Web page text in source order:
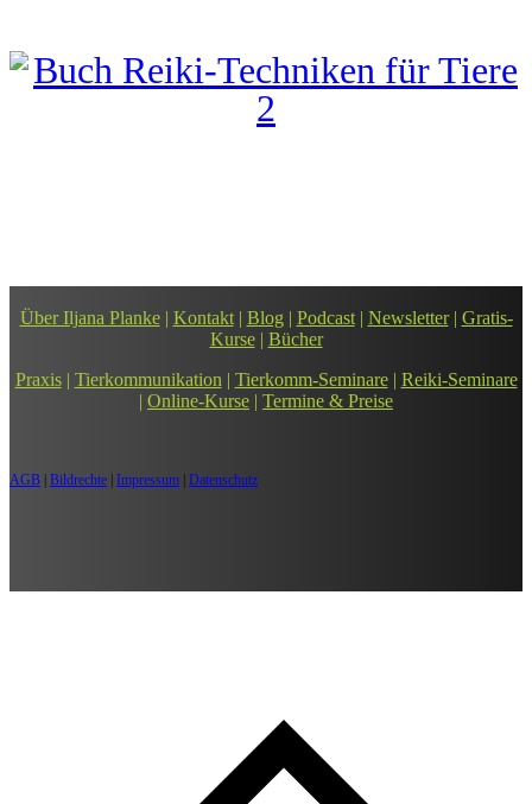
Über Iljana Planke| Kontakt | Blog | Podcast| Newsletter | Gratis-
Kurse | Bücher
Praxis| Tierkommunikation | Tierkomm-Seminare| Reiki-Seminare
| Online-Kurse | Termine & Preise
AGB Bildrechte Impressum Datenschutz